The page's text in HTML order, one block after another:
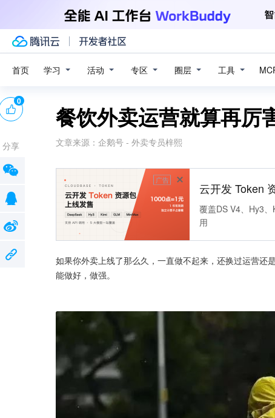
首页 学习 活动 专区 圈层 工具
餐饮外卖运营就算再厉
文章来源： 企鹅号 - 外卖专员梓熙
广告
云开发 Token
覆盖DS V4、Hy3
用
如果你外卖上线了那么久，一直做不起来，还换过运营还
能做好，做强。
0
分享